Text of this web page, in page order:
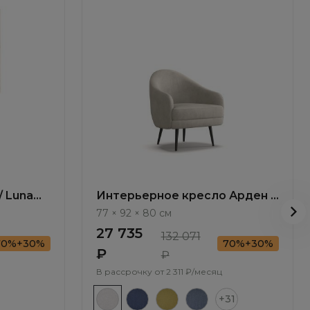
Luna
Интерьерное кресло Арден /
Arden ММ106.5
77 × 92 × 80 см
27 735
₽
132 071
₽
70%+30%
В рассрочку от 2 311 ₽/месяц
+31